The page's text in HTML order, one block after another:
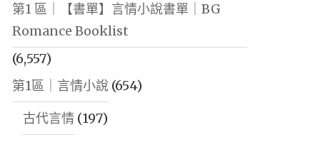
第1 區｜【書單】言情小說書單｜BG
Romance Booklist
(6,557)
第1區｜言情小說(654)
古代言情(197)